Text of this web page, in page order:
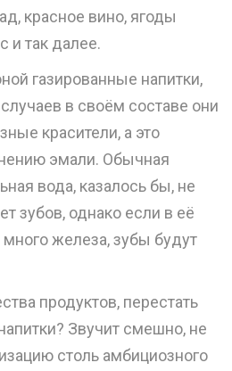
красное вино, ягоды
и так далее.
газированные напитки,
в своём составе они
красители, а это
эмали. Обычная
вода, казалось бы, не
зубов, однако если в её
железа, зубы будут
продуктов, перестать
Звучит смешно, не
столь амбициозного